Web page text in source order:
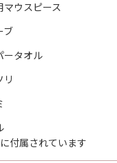
マウスピース
ブ
ータオル
リ
付属されています